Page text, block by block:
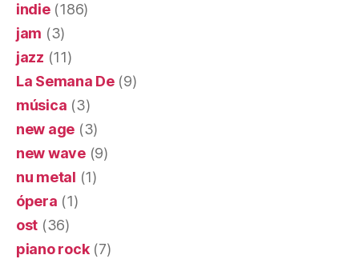
indie(186)
jam (3)
jazz (11)
La Semana De(9)
música (3)
new age (3)
new wave(9)
nu metal (1)
ópera (1)
ost (36)
piano rock(7)